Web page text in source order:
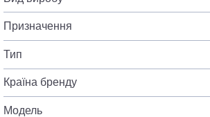
Призначення
Тип
Країна бренду
Модель